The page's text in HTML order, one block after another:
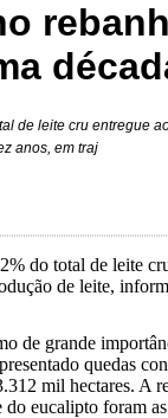
de leite cru entregue
anos, em traj
do total de leite
de leite,
de grande
quedas
mil hectares. A
eucalipto